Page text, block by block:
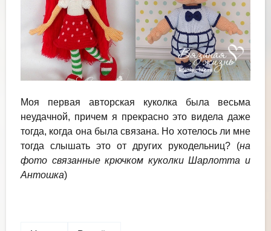
Моя первая авторская куколка была весьма
неудачной, причем я прекрасно это видела даже
тогда, когда она была связана. Но хотелось ли мне
тогда слышать это от других рукодельниц? (на
фото связанные крючком куколки Шарлотта и
Антошка)